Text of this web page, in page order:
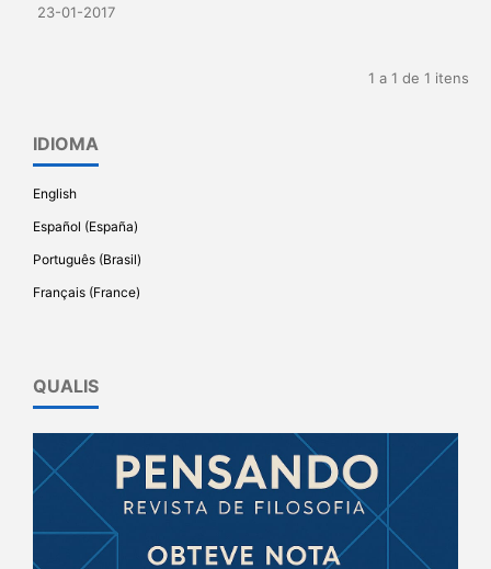
23-01-2017
1 a 1 de 1 itens
IDIOMA
English
Español (España)
Português (Brasil)
Français (France)
QUALIS